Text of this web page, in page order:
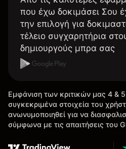
που έχω δοκιμάσει Σου
την επιλογή για
τέλειο συγχαρητήρια
δημιουργούς μπρα σας
Εμφάνιση των κριτικών μας 4 &
συγκεκριμένα στοιχεία του
ανωνυμοποιηθεί για να
σύμφωνα με τις απαιτήσεις του